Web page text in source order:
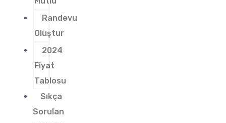
Randevu
Oluştur
2024
Fiyat
Tablosu
Sıkça
Sorulan